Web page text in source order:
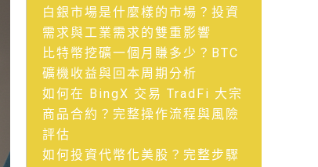
白銀市場是什麼樣的市場？投資
需求與工業需求的雙重影響
比特幣挖礦一個月賺多少？BTC
礦機收益與回本周期分析
如何在 BingX 交易 TradFi 大宗
商品合約？完整操作流程與風險
評估
如何投資代幣化美股？完整步驟